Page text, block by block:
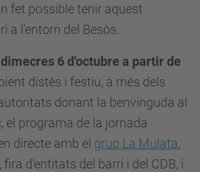
fet possible tenir aquest
a l'entorn del Besòs.
dimecres 6 d'octubre a partir de
distès i festiu, a més dels
donant la benvinguda al
el programa de la jornada
directe amb el grup La Mulata,
d’entitats del barri i del CDB, i